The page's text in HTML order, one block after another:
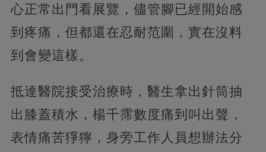
心正常出門看展覽，儘管腳已經開始感
到疼痛，但都還在忍耐范圍，實在沒料
到會變這樣。
抵達醫院接受治療時，醫生拿出針筒抽
出膝蓋積水，楊千霈數度痛到叫出聲，
表情痛苦猙獰，身旁工作人員想辦法分